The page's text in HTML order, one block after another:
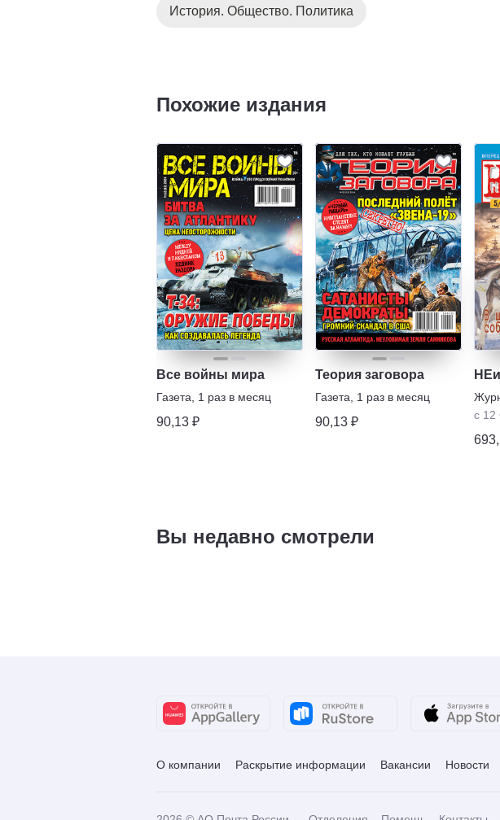
История. Общество. Политика
Похожие издания
Все войны мира
Газета 1 раз в месяц
90,13 ₽
Теория заговора
Газета 1 раз в месяц
90,13 ₽
с 12
Вы недавно смотрели
О компании Раскрытие информации Вакансии Новости